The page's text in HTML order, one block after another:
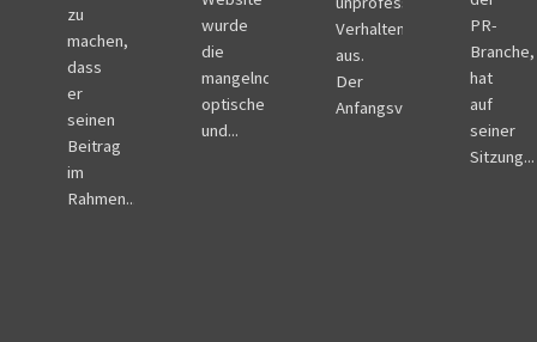
zu
machen,
dass
er
seinen
Beitrag
im
Rahmen...
wurde
die
mangelnde
optische
und...
Verhalten
aus.
Der
Anfangsvorwurf...
PR-
Branche,
hat
auf
seiner
Sitzung...